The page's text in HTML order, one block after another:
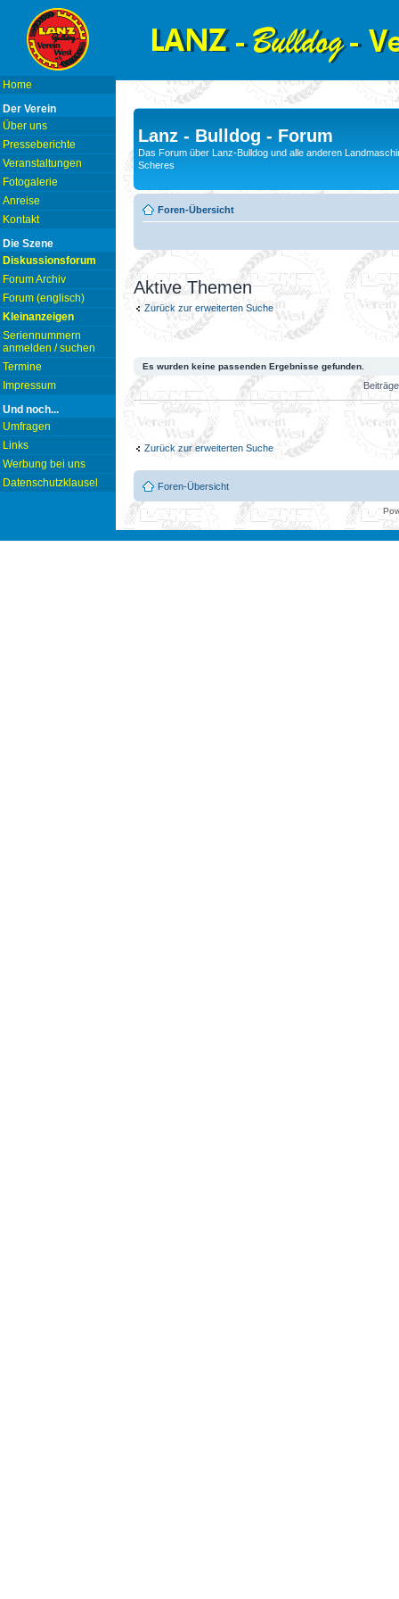
Home
Der Verein
Über uns
Presseberichte
Veranstaltungen
Fotogalerie
Anreise
Kontakt
Die Szene
Diskussionsforum
Forum Archiv
Forum (englisch)
Kleinanzeigen
Seriennummern
anmelden / suchen
Termine
Impressum
Und noch...
Umfragen
Links
Werbung bei uns
Datenschutzklausel
Lanz - Bulldog - Forum
Das Forum über Lanz-Bulldog und alle anderen
Scheres
Foren-Übersicht
Aktive Themen
Zurück zur erweiterten Suche
Es wurden keine passenden Ergebnisse gefunden.
Zurück zur erweiterten Suche
Foren-Übersicht